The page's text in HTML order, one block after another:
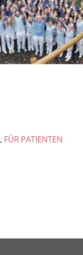
, FÜR PATIENTEN